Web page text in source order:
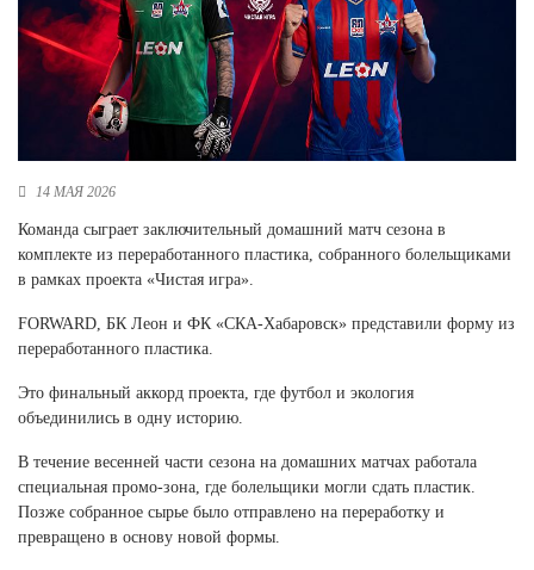
Новосибирская область (3)
Омская область (5)
Республика Башкортостан (3)
Республика Крым (1)
Республика Татарстан (2)
Ростовская область (2)
Самарская область (1)
Санкт-Петербург и ЛО (3)
Саратовская область (1)
Северная Осетия (2)
Смоленская область (1)
Томская область (1)
Тюменская область (3)
Хакасия (1)
Ханты-Мансийский автономный округ (3)
14 МАЯ 2026
Команда сыграет заключительный домашний матч сезона в
комплекте из переработанного пластика, собранного болельщиками
в рамках проекта «Чистая игра».
FORWARD, БК Леон и ФК «СКА-Хабаровск» представили форму из
переработанного пластика.
Это финальный аккорд проекта, где футбол и экология
объединились в одну историю.
В течение весенней части сезона на домашних матчах работала
специальная промо-зона, где болельщики могли сдать пластик.
Позже собранное сырье было отправлено на переработку и
превращено в основу новой формы.